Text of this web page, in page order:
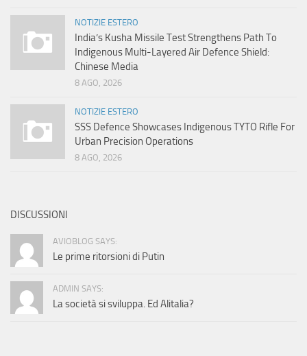
NOTIZIE ESTERO
India’s Kusha Missile Test Strengthens Path To
Indigenous Multi-Layered Air Defence Shield:
Chinese Media
8 AGO, 2026
NOTIZIE ESTERO
SSS Defence Showcases Indigenous TYTO Rifle For
Urban Precision Operations
8 AGO, 2026
DISCUSSIONI
AVIOBLOG SAYS:
Le prime ritorsioni di Putin
ADMIN SAYS:
La società si sviluppa. Ed Alitalia?